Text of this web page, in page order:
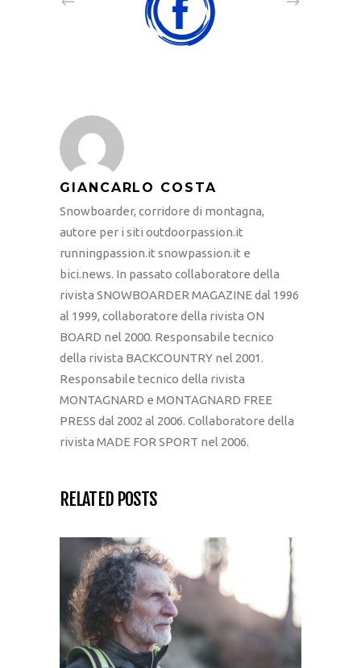
GIANCARLO COSTA
Snowboarder, corridore di montagna,
autore per i siti outdoorpassion.it
runningpassion.it snowpassion.it e
bici.news. In passato collaboratore della
rivista SNOWBOARDER MAGAZINE dal 1996
al 1999, collaboratore della rivista ON
BOARD nel 2000. Responsabile tecnico
della rivista BACKCOUNTRY nel 2001.
Responsabile tecnico della rivista
MONTAGNARD e MONTAGNARD FREE
PRESS dal 2002 al 2006. Collaboratore della
rivista MADE FOR SPORT nel 2006.
RELATED POSTS